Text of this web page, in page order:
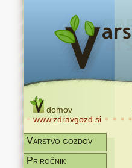
domov
www.zdravgozd.si
Varstvo gozdov
Priročnik